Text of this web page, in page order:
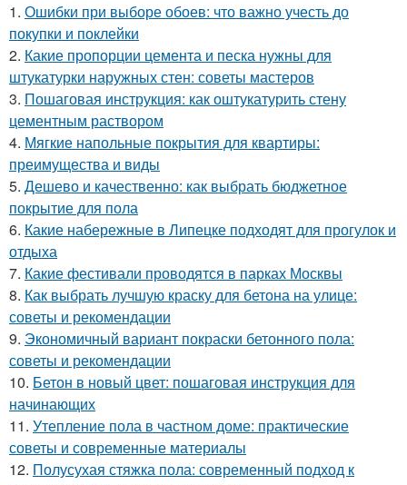
1. Ошибки при выборе обоев: что важно учесть до
покупки и поклейки
2. Какие пропорции цемента и песка нужны для
штукатурки наружных стен: советы мастеров
3. Пошаговая инструкция: как оштукатурить стену
цементным раствором
4. Мягкие напольные покрытия для квартиры:
преимущества и виды
5. Дешево и качественно: как выбрать бюджетное
покрытие для пола
6. Какие набережные в Липецке подходят для прогулок и
отдыха
7. Какие фестивали проводятся в парках Москвы
8. Как выбрать лучшую краску для бетона на улице:
советы и рекомендации
9. Экономичный вариант покраски бетонного пола:
советы и рекомендации
10. Бетон в новый цвет: пошаговая инструкция для
начинающих
11. Утепление пола в частном доме: практические
советы и современные материалы
12. Полусухая стяжка пола: современный подход к